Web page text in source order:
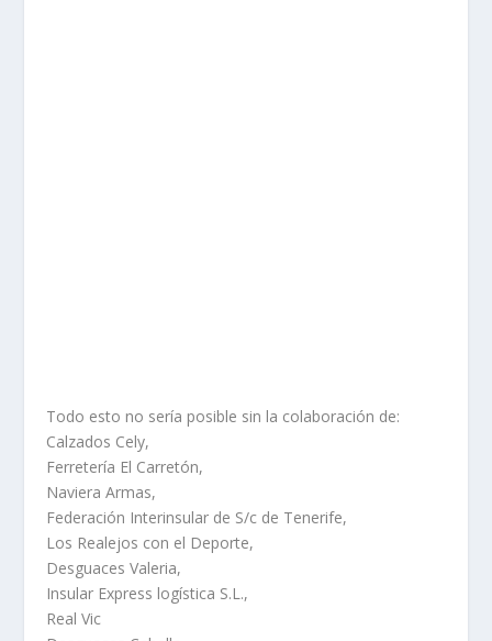
Todo esto no sería posible sin la colaboración de:
Calzados Cely,
Ferretería El Carretón,
Naviera Armas,
Federación Interinsular de S/c de Tenerife,
Los Realejos con el Deporte,
Desguaces Valeria,
Insular Express logística S.L.,
Real Vic